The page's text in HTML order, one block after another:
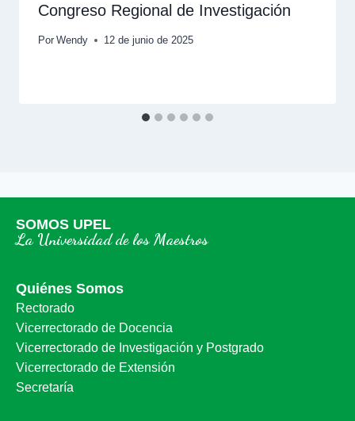
Congreso Regional de Investigación
Por Wendy 12 de junio de 2025
SOMOS UPEL
La Universidad de los Maestros
Quiénes Somos
Rectorado
Vicerrectorado de Docencia
Vicerrectorado de Investigación y Postgrado
Vicerrectorado de Extensión
Secretaría